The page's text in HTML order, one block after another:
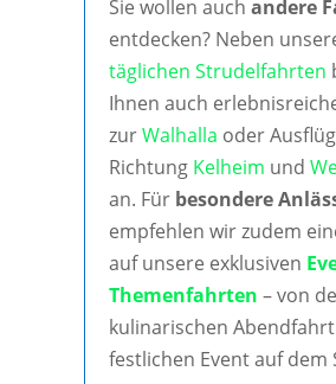
Sie wollen auch andere
entdecken? Neben
täglichen Strudelfahrten
Ihnen auch
zurWalhalla oder
Richtung Kelheim und
an. Für besondere
empfehlen wir zudem
auf unsere exklusiven
Themenfahrten – von
kulinarischen
festlichen Event auf dem